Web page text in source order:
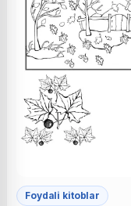
Foydali kitoblar